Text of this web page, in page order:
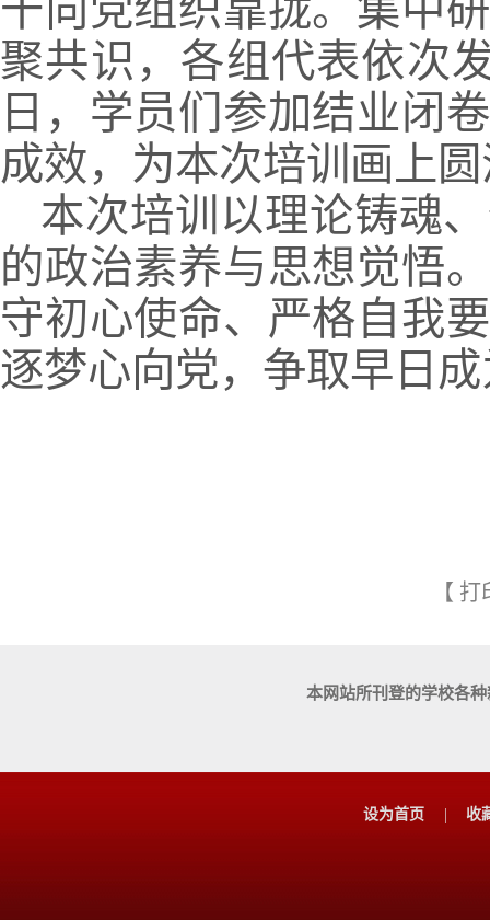
聚共识，各组代表依次
日，学员们参加结业闭
成效，为本次培训画上
本次培训以理论铸魂
的政治素养与思想觉悟
守初心使命、严格自我
逐梦心向党，争取早日
【 打
本网站所刊登的学校各
设为首页 收